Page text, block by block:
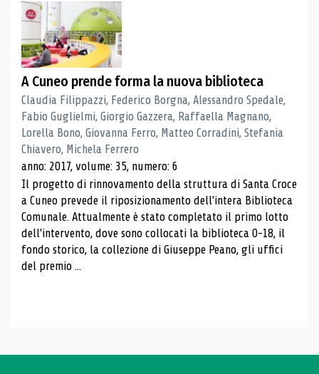
A Cuneo prende forma la nuova biblioteca
Claudia Filippazzi, Federico Borgna, Alessandro Spedale,
Fabio Guglielmi, Giorgio Gazzera, Raffaella Magnano,
Lorella Bono, Giovanna Ferro, Matteo Corradini, Stefania
Chiavero, Michela Ferrero
anno: 2017, volume: 35, numero: 6
Il progetto di rinnovamento della struttura di Santa Croce
a Cuneo prevede il riposizionamento dell'intera Biblioteca
Comunale. Attualmente è stato completato il primo lotto
dell'intervento, dove sono collocati la biblioteca 0-18, il
fondo storico, la collezione di Giuseppe Peano, gli uffici
del premio ...